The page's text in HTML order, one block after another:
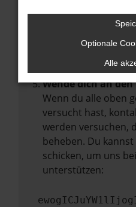
Veraltete Software
führen, dass
mehr unterstützt
Wende dich an
Wenn du alle oben
versucht hast,
werden versuchen,
beheben. Du
schicken, um uns
unterstützen:
Optionale
Alle